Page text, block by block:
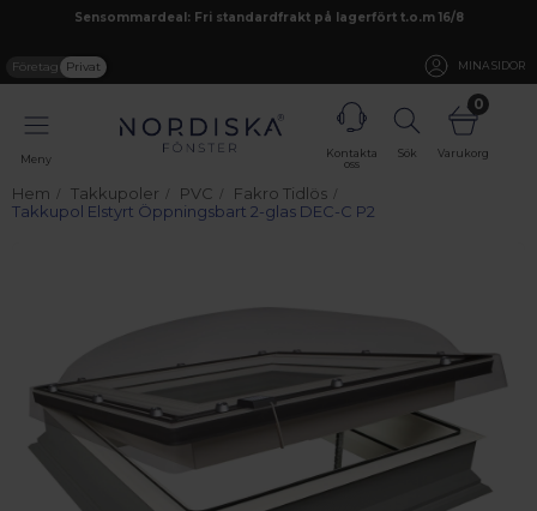
Sensommardeal: Fri standardfrakt på lagerfört t.o.m 16/8
Företag Privat MINA SIDOR
Meny
Kontakta
oss
Sök
0
Varukorg
Hem Takkupoler PVC
Fakro Tidlös
Takkupol Elstyrt Öppningsbart 2-glas DEC-C P2